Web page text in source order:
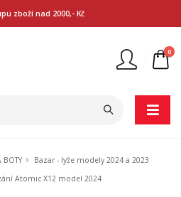
zboží nad 2000,- Kč
0
BOTY
Bazar - lyže modely 2024 a 2023
Atomic X12 model 2024